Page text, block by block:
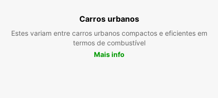
Carros urbanos
Estes variam entre carros urbanos compactos e eficientes em
termos de combustível
Mais info